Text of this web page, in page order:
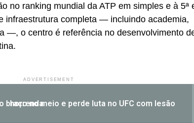
no ranking mundial da ATP em simples e à 5ª
infraestrutura completa — incluindo academia,
—, o centro é referência no desenvolvimento
ADVERTISEMENT
Brasileira quebra o braço no meio e perde luta no UFC com lesão horrenda